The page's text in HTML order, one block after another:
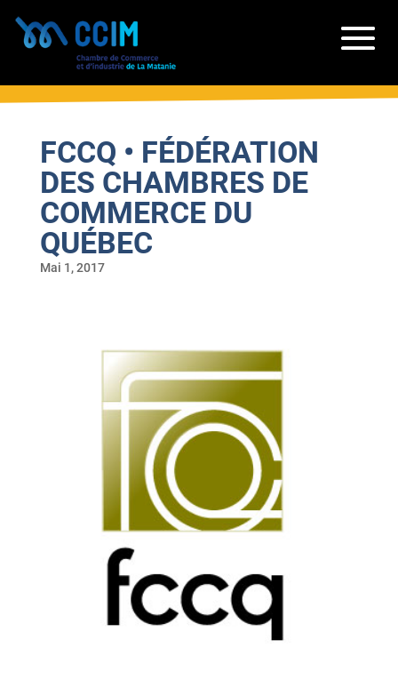
FCCQ • FÉDÉRATION
DES CHAMBRES DE
COMMERCE DU
QUÉBEC
Mai 1, 2017